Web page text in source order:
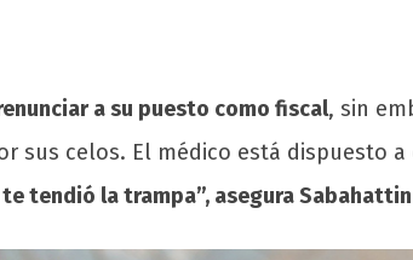
a su puesto como fiscal, sin
sus celos. El médico está dispuesto
tendió la trampa”, asegura